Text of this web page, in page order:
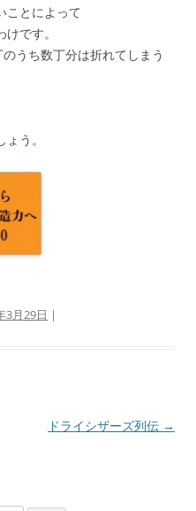
ことによって
です。
うち数丁分は折れてしまう
う。
3月29日 |
ドライシザーズ列伝 →